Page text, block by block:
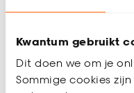
Kwantum gebruikt
Dit doen we om je
Sommige cookies
Dekbedovertrek Joan
Geschikt voor
Met taupekleurige